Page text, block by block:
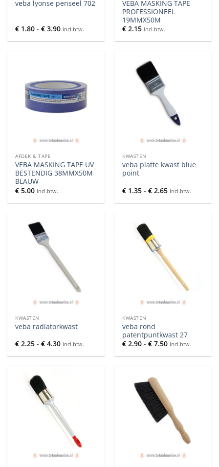
veba lyonse penseel 702
€ 1.80 - € 3.90Prijsklasse:
€ 1.80
tot
incl.btw.
VEBA MASKING TAPE
PROFESSIONEEL
19MMX50M
€ 2.15 incl.btw.
AFDEK & TAPE
VEBA MASKING TAPE UV
BESTENDIG 38MMX50M
BLAUW
€ 5.00 incl.btw.
KWASTEN
veba platte kwast blue
point
€ 1.35 - € 2.65Prijsklasse:
€ 1.35
tot
incl.btw.
KWASTEN
veba radiatorkwast
€ 2.25 - € 4.30Prijsklasse:
tot
incl.btw.
KWASTEN
veba rond
patentpuntkwast 27
€ 2.90 - € 7.50Prijsklasse:
tot
incl.btw.